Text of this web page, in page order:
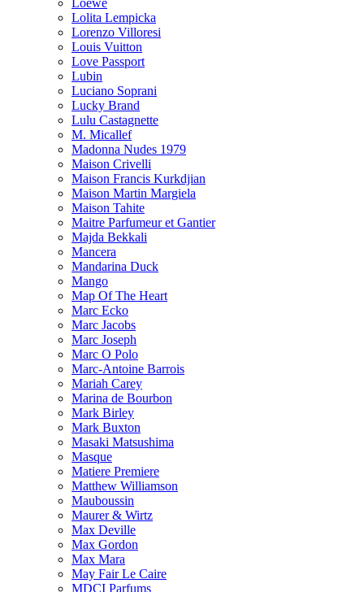
Loewe
Lolita Lempicka
Lorenzo Villoresi
Louis Vuitton
Love Passport
Lubin
Luciano Soprani
Lucky Brand
Lulu Castagnette
M. Micallef
Madonna Nudes 1979
Maison Crivelli
Maison Francis Kurkdjian
Maison Martin Margiela
Maison Tahite
Maitre Parfumeur et Gantier
Majda Bekkali
Mancera
Mandarina Duck
Mango
Map Of The Heart
Marc Ecko
Marc Jacobs
Marc Joseph
Marc O Polo
Marc-Antoine Barrois
Mariah Carey
Marina de Bourbon
Mark Birley
Mark Buxton
Masaki Matsushima
Masque
Matiere Premiere
Matthew Williamson
Mauboussin
Maurer & Wirtz
Max Deville
Max Gordon
Max Mara
May Fair Le Caire
MDCI Parfums